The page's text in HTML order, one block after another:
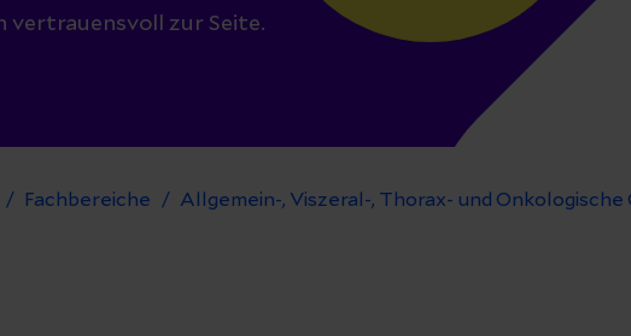
vertrauensvoll zur Seite.
Fachbereiche Allgemein-, Viszeral-, Thorax- und Onkologische